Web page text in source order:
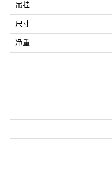
吊挂
尺寸
净重